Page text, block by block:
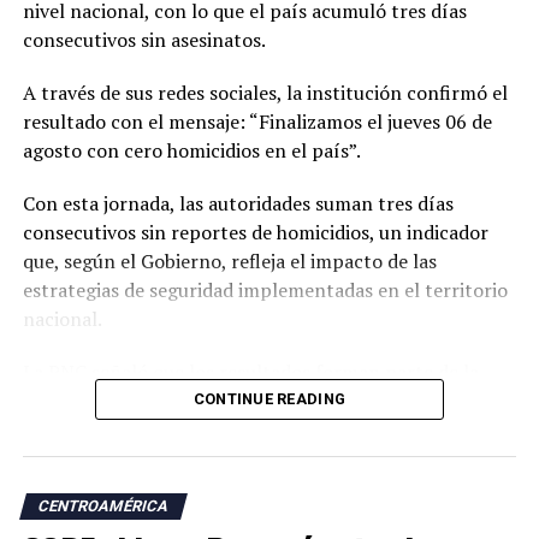
indicadores favorables en materia de seguridad.
que el Gobierno mantendrá las acciones para localizar y
capturar a integrantes de estructuras criminales que
aún permanezcan activos.
“Todos aquellos que pretendan continuar con esa
cultura de muerte que las pandillas impusieron en el
pasado, sepan que ahora tenemos un Estado que será
implacable en hacer cumplir la ley”, afirmó Villatoro.
trabajando para erradicar las estructuras criminales y
mantener la reducción de los índices de violencia
nivel nacional, con lo que el país acumuló tres días
consecutivos sin asesinatos.
A través de sus redes sociales, la institución confirmó el
resultado con el mensaje: “Finalizamos el jueves 06 de
agosto con cero homicidios en el país”.
Con esta jornada, las autoridades suman tres días
consecutivos sin reportes de homicidios, un indicador
que, según el Gobierno, refleja el impacto de las
estrategias de seguridad implementadas en el territorio
nacional.
tendencia registrada en los últimos años, durante los
frecuentes.
Las autoridades sostienen que la reducción de los
CONTINUE READING
CENTROAMÉRICA